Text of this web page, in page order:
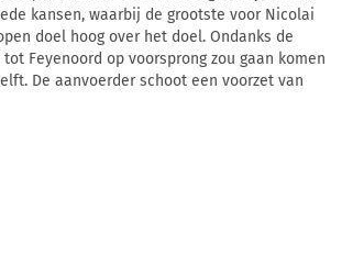
kansen, waarbij de grootste voor Nicolai
doel hoog over het doel. Ondanks de
Feyenoord op voorsprong zou gaan komen
De aanvoerder schoot een voorzet van